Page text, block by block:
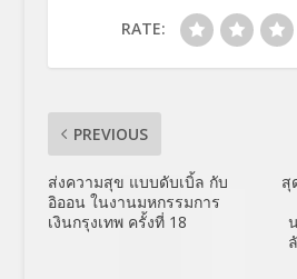
RATE:
PREVIOUS
ส่งความสุข แบบดับเบิ้ล กับ
อิออน ในงานมหกรรมการ
เงินกรุงเทพ ครั้งที่ 18
สุ